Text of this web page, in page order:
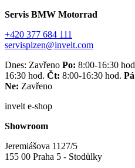
Servis BMW Motorrad
+420 377 684 111
servisplzen@invelt.com
Dnes: Zavřeno Po: 8:00-16:30
16:30 hod. Čt: 8:00-16:30 hod.
Ne: Zavřeno
invelt e-shop
Showroom
Jeremiášova 1127/5
155 00 Praha 5 - Stodůlky